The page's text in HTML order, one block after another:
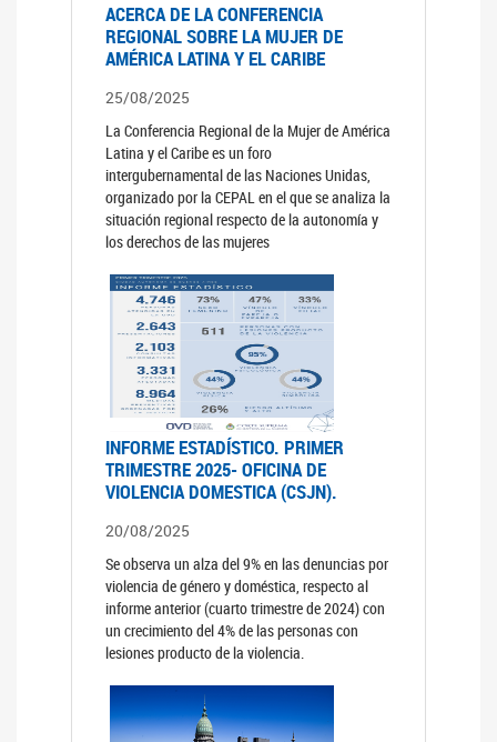
ACERCA DE LA CONFERENCIA
REGIONAL SOBRE LA MUJER DE
AMÉRICA LATINA Y EL CARIBE
25/08/2025
La Conferencia Regional de la Mujer de América
Latina y el Caribe es un foro
intergubernamental de las Naciones Unidas,
organizado por la CEPAL en el que se analiza la
situación regional respecto de la autonomía y
los derechos de las mujeres
INFORME ESTADÍSTICO. PRIMER
TRIMESTRE 2025- OFICINA DE
VIOLENCIA DOMESTICA (CSJN).
20/08/2025
Se observa un alza del 9% en las denuncias por
violencia de género y doméstica, respecto al
informe anterior (cuarto trimestre de 2024) con
un crecimiento del 4% de las personas con
lesiones producto de la violencia.